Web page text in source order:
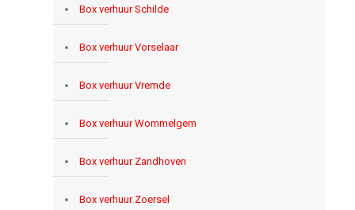
Box verhuur Schilde
Box verhuur Vorselaar
Box verhuur Vremde
Box verhuur Wommelgem
Box verhuur Zandhoven
Box verhuur Zoersel